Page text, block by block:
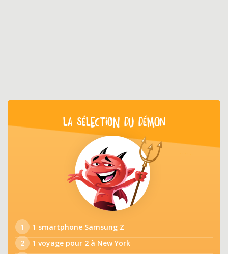
LA SÉLECTION DU DÉMON
1
1 smartphone Samsung Z
2
1 voyage pour 2 à New York